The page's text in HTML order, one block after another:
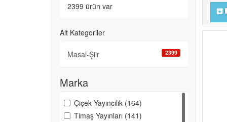
2399 ürün var
Alt Kategoriler
Masal-Şiir 2399
Marka
Çiçek Yayıncılık (164)
Timaş Yayınları (141)